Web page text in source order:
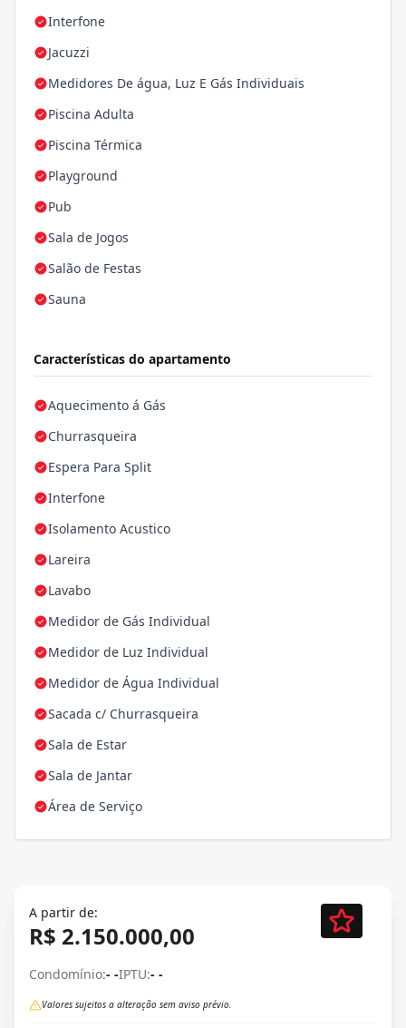
Interfone
Jacuzzi
Medidores De água, Luz E Gás Individuais
Piscina Adulta
Piscina Térmica
Playground
Pub
Sala de Jogos
Salão de Festas
Sauna
Características do apartamento
Aquecimento á Gás
Churrasqueira
Espera Para Split
Interfone
Isolamento Acustico
Lareira
Lavabo
Medidor de Gás Individual
Medidor de Luz Individual
Medidor de Água Individual
Sacada c/ Churrasqueira
Sala de Estar
Sala de Jantar
Área de Serviço
A partir de:
R$ 2.150.000,00
Condomínio:- -IPTU:- -
Valores sujeitos a alteração sem aviso prévio.